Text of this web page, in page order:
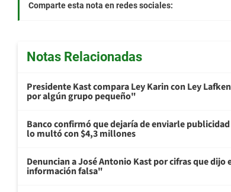
Comparte esta nota en redes sociales:
Notas Relacionadas
Presidente Kast compara Ley Karin con Ley
por algún grupo pequeño"
Banco confirmó que dejaría de enviarle
lo multó con $4,3 millones
Denuncian a José Antonio Kast por cifras que
información falsa"